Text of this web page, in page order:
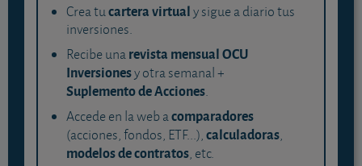
Crea tucartera virtualy sigue a diario tus
inversiones.
Recibe unarevista mensual OCU
Inversionesy otra semanal +
Suplemento de Acciones.
Accede en la web acomparadores
(acciones, fondos, ETF...),calculadoras,
modelos de contratos, etc.